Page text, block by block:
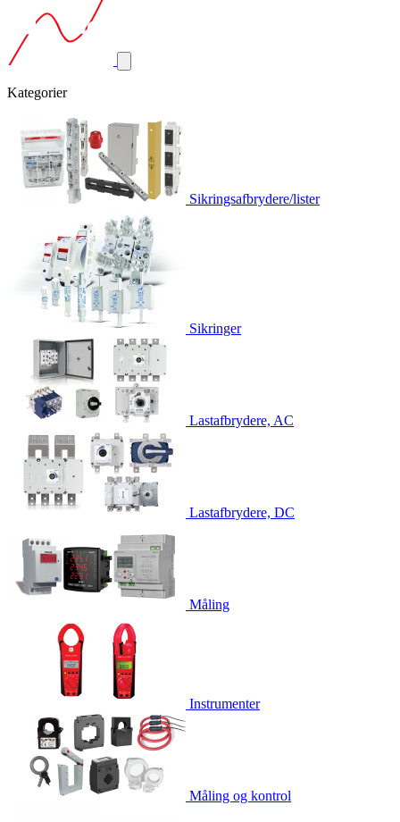
Kategorier
Sikringsafbrydere/lister
Sikringer
Lastafbrydere, AC
Lastafbrydere, DC
Måling
Instrumenter
Måling og kontrol